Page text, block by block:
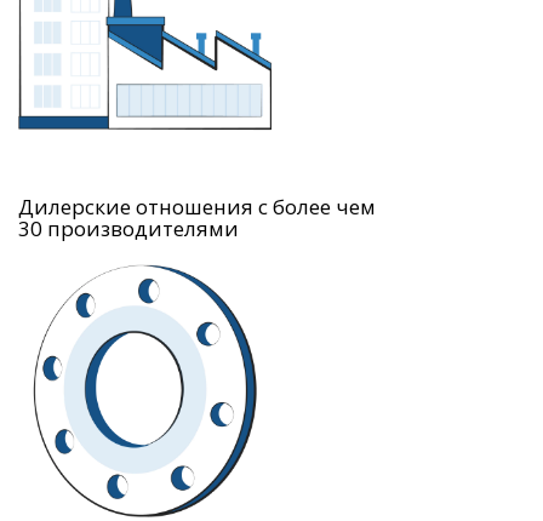
Дилерские отношения с более чем
30 производителями